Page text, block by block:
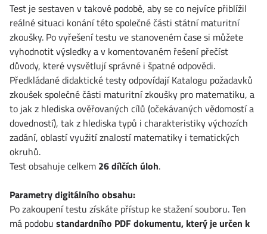
Test je sestaven v takové podobě, aby se co nejvíce přiblížil
reálné situaci konání této společné části státní maturitní
zkoušky. Po vyřešení testu ve stanoveném čase si můžete
vyhodnotit výsledky a v komentovaném řešení přečíst
důvody, které vysvětlují správné i špatné odpovědi.
Předkládané didaktické testy odpovídají Katalogu požadavků
zkoušek společné části maturitní zkoušky pro matematiku, a
to jak z hlediska ověřovaných cílů (očekávaných vědomostí a
dovedností), tak z hlediska typů i charakteristiky výchozích
zadání, oblastí využití znalostí matematiky i tematických
okruhů.
Test obsahuje celkem 26 dílčích úloh.
Parametry digitálního obsahu:
Po zakoupení testu získáte přístup ke stažení souboru. Ten
má podobu standardního PDF dokumentu, který je určen k